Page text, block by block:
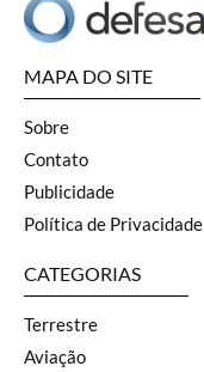
MAPA DO SITE
Sobre
Contato
Publicidade
Política de Privacidade
CATEGORIAS
Terrestre
Aviação